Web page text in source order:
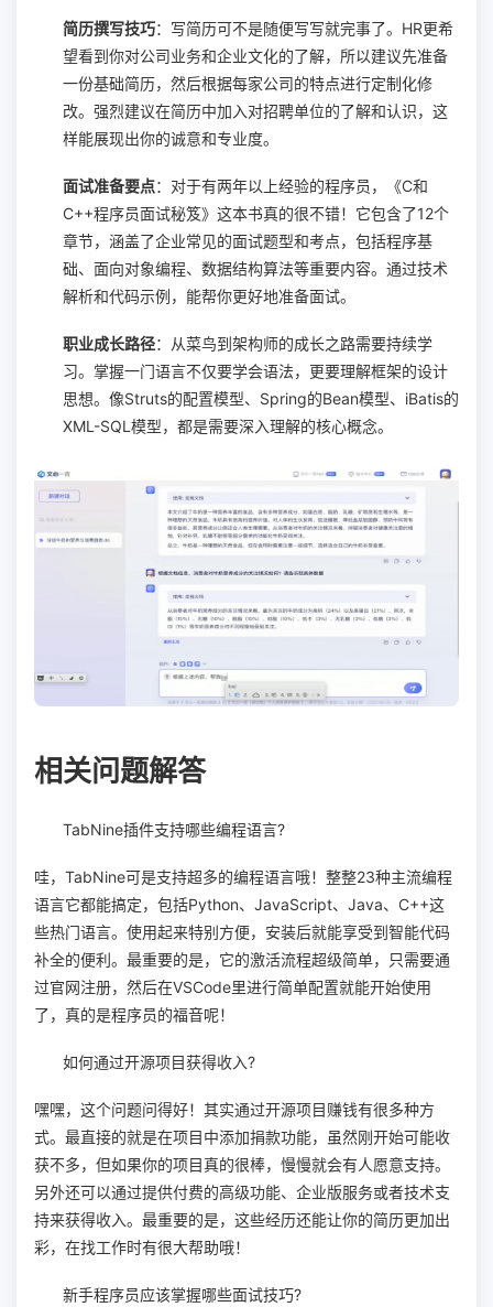
简历撰写技巧：写简历可不是随便写写就完事了。HR更希
望看到你对公司业务和企业文化的了解，所以建议先准备
一份基础简历，然后根据每家公司的特点进行定制化修
改。强烈建议在简历中加入对招聘单位的了解和认识，这
样能展现出你的诚意和专业度。
面试准备要点：对于有两年以上经验的程序员，《C和
C++程序员面试秘笈》这本书真的很不错！它包含了12个
章节，涵盖了企业常见的面试题型和考点，包括程序基
础、面向对象编程、数据结构算法等重要内容。通过技术
解析和代码示例，能帮你更好地准备面试。
职业成长路径：从菜鸟到架构师的成长之路需要持续学
习。掌握一门语言不仅要学会语法，更要理解框架的设计
思想。像Struts的配置模型、Spring的Bean模型、iBatis的
XML-SQL模型，都是需要深入理解的核心概念。
相关问题解答
TabNine插件支持哪些编程语言?
哇，TabNine可是支持超多的编程语言哦！整整23种主流编程
语言它都能搞定，包括Python、JavaScript、Java、C++这
些热门语言。使用起来特别方便，安装后就能享受到智能代码
补全的便利。最重要的是，它的激活流程超级简单，只需要通
过官网注册，然后在VSCode里进行简单配置就能开始使用
了，真的是程序员的福音呢！
如何通过开源项目获得收入?
嘿嘿，这个问题问得好！其实通过开源项目赚钱有很多种方
式。最直接的就是在项目中添加捐款功能，虽然刚开始可能收
获不多，但如果你的项目真的很棒，慢慢就会有人愿意支持。
另外还可以通过提供付费的高级功能、企业版服务或者技术支
持来获得收入。最重要的是，这些经历还能让你的简历更加出
彩，在找工作时有很大帮助哦！
新手程序员应该掌握哪些面试技巧?